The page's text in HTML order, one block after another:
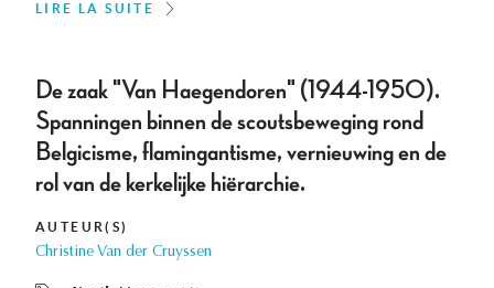
LIRE LA SUITE
De zaak "Van Haegendoren" (1944-1950).
Spanningen binnen de scoutsbeweging rond
Belgicisme, flamingantisme, vernieuwing en de
rol van de kerkelijke hiërarchie.
AUTEUR(S)
Christine Van der Cruyssen